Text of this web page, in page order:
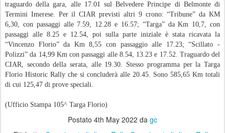
traguardo della gara, alle 17.01 sul Belvedere Principe di Belmonte di
Termini Imerese. Per il CIAR previsti altri 9 crono: “Tribune” da KM
6,30, con passaggi alle 7.59, 12.28 e 16.57; “Targa” da Km 10,7, con
passaggi alle 8.25 e 12.54, poi sulla parte iniziale è stata ricavata la
“Vincenzo Florio” da Km 8,55 con passaggio alle 17.23; “Scillato -
Polizzi” da 14,99 Km con passaggi alle 8.54, 13.23 e 17.52. Traguardo del
CIAR, secondo della serata, alle 19.30. Stesso programma per la Targa
Florio Historic Rally che si concluderà alle 20.45. Sono 585,65 Km totali
di cui 125,47 di prove speciali.
(Ufficio Stampa 105^ Targa Florio)
Postato 4th May 2022 da gc